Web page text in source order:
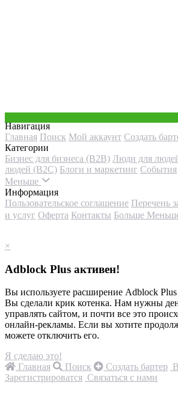
Навигация
Главная Поиск Мой аккаунт Создать
Категории
Бизнес для бизнеса (B2B) Люди для
людей (B2C) Блоги и маркетинг События
Меньше
Информация
Пользовательское соглашение Перечень
и услуг Оферта Контакты Больше
×
Adblock Plus активен!
Вы используете расширение Adblock Plus
Вы сделали крик котенка. Нам нужны
управлять сайтом, и почти все это
онлайн-рекламы. Если вы хотите
можете отключить его.
Я сделаю это!
Главная
Поиск Создать бартер
Зарегистрироватся Связаться с нами